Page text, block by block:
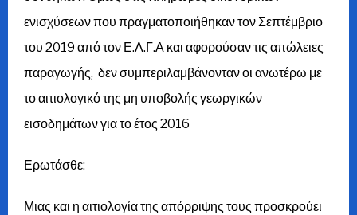
ενισχύσεων που πραγματοποιήθηκαν τον Σεπτέμβριο
του 2019 από τον Ε.Λ.Γ.Α και αφορούσαν τις απώλειες
παραγωγής, δεν συμπεριλαμβάνονταν οι ανωτέρω με
το αιτιολογικό της μη υποβολής γεωργικών
εισοδημάτων για το έτος 2016
Ερωτάσθε:
Μιας και η αιτιολογία της απόρριψης τους προσκρούει